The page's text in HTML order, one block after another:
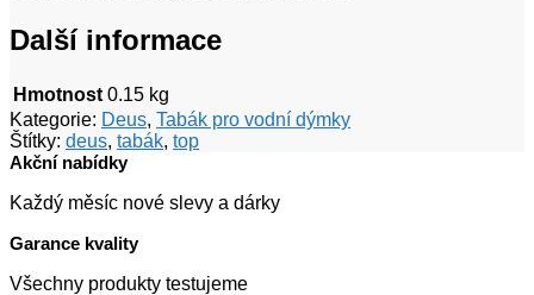
Další informace
Hmotnost 0.15 kg
Kategorie: Deus, Tabák pro vodní dýmky
Štítky: deus, tabák, top
Akční nabídky
Každý měsíc nové slevy a dárky
Garance kvality
Všechny produkty testujeme